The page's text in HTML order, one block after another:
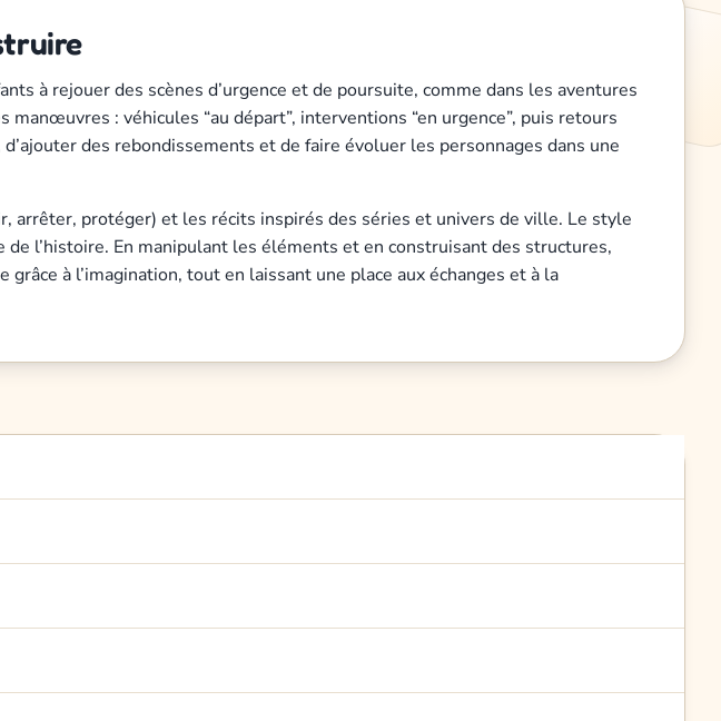
à rejouer des scènes d’urgence et de poursuite, comme dans les aventures
: véhicules “au départ”, interventions “en urgence”, puis retours
des rebondissements et de faire évoluer les personnages dans une
arrêter, protéger) et les récits inspirés des séries et univers de ville. Le style
de l’histoire. En manipulant les éléments et en construisant des structures,
à l’imagination, tout en laissant une place aux échanges et à la